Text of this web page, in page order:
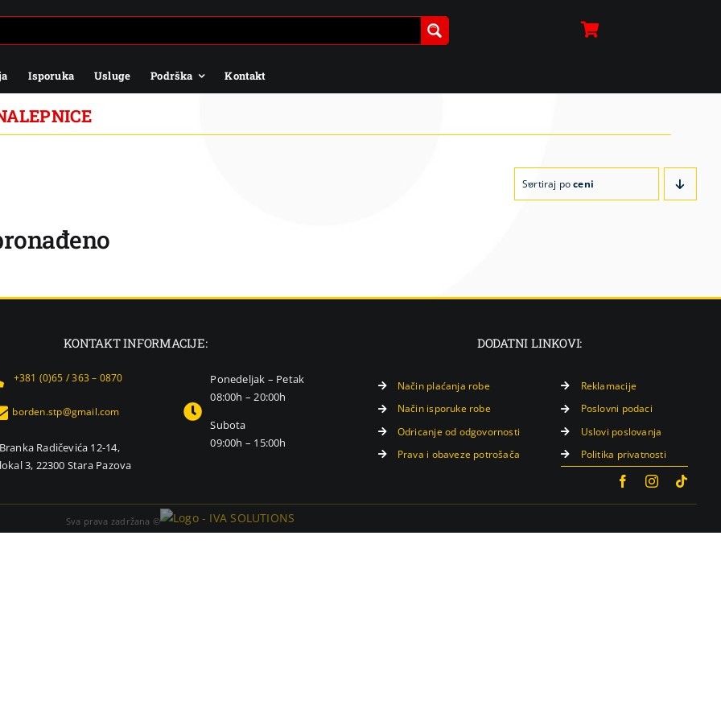
Isporuka Usluge Podrška Kontakt
Sortiraj poceni
KONTAKT INFORMACIJE:
+381 (0)65 / 363 – 0870
borden.stp@gmail.com
Branka Radičevića 12-14,
lokal 3, 22300 Stara Pazova
Ponedeljak – Petak
08:00h – 20:00h
Subota
09:00h – 15:00h
DODATNI LINKOVI:
Način plaćanja robe
Način isporuke robe
Odricanje od odgovornosti
Prava i obaveze potrošača
Reklamacije
Poslovni podaci
Uslovi poslovanja
Politika privatnosti
Sva prava zadržana ©